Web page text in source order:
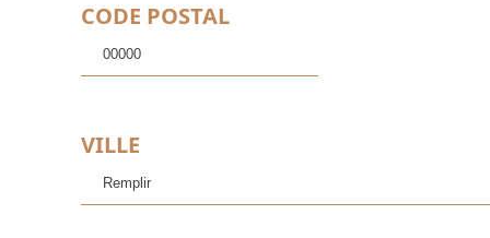
CODE POSTAL
VILLE